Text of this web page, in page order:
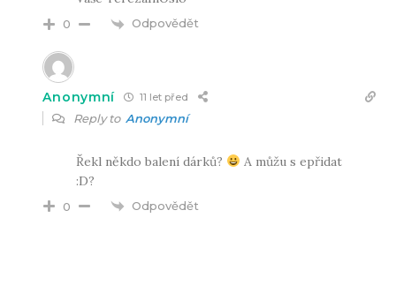
0 Odpovědět
Anonymní 11 let před
Reply to Anonymní
Řekl někdo balení dárků?
A můžu s epřidat
:D?
0 Odpovědět